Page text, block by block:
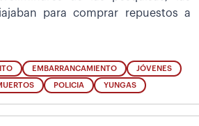
para comprar repuestos a
EMBARRANCAMIENTO JÓVENES
POLICIA YUNGAS